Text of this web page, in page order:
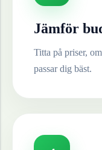
Jämför
Titta på priser,
passar dig bäst.